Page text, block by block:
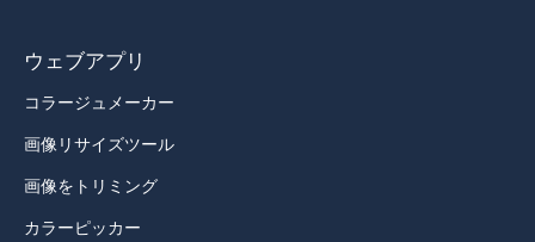
ウェブアプリ
コラージュメーカー
画像リサイズツール
画像をトリミング
カラーピッカー